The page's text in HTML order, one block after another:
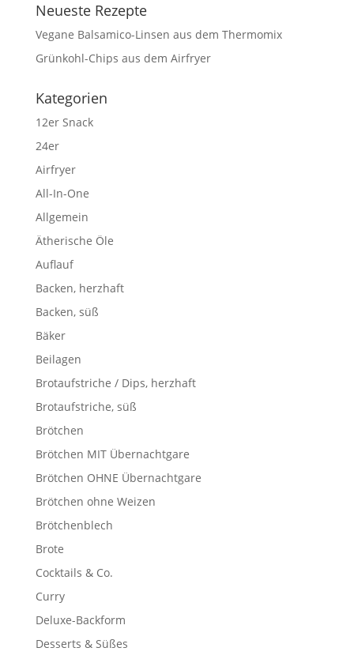
Neueste Rezepte
Vegane Balsamico-Linsen aus dem Thermomix
Grünkohl-Chips aus dem Airfryer
Kategorien
12er Snack
24er
Airfryer
All-In-One
Allgemein
Ätherische Öle
Auflauf
Backen, herzhaft
Backen, süß
Bäker
Beilagen
Brotaufstriche / Dips, herzhaft
Brotaufstriche, süß
Brötchen
Brötchen MIT Übernachtgare
Brötchen OHNE Übernachtgare
Brötchen ohne Weizen
Brötchenblech
Brote
Cocktails & Co.
Curry
Deluxe-Backform
Desserts & Süßes